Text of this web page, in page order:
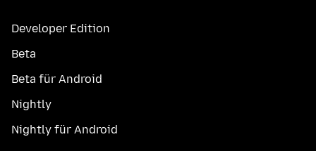
Developer Edition
Beta
Beta für Android
Nightly
Nightly für Android